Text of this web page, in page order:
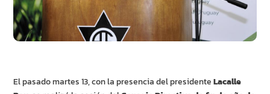
El pasado martes 13, con la presencia del presidenteLacalle